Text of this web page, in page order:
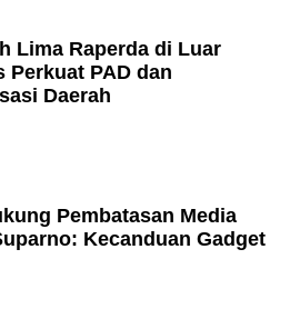
Lima Raperda di Luar
Perkuat PAD dan
Daerah
Pembatasan Media
Kecanduan Gadget